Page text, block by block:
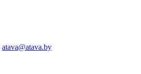
atava@atava.by